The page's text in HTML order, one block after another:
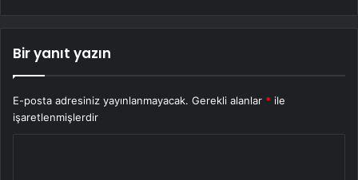
Bir yanıt yazın
E-posta adresiniz yayınlanmayacak. Gerekli alanlar * ile
işaretlenmişlerdir